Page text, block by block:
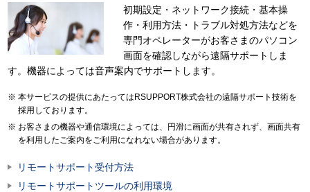
初期設定・ネットワーク接続・基本操
作・利用方法・トラブル対処方法などを
専門オペレーターがお客さまのパソコン
画面を確認しながら遠隔サポートしま
す。機器によっては音声案内でサポートします。
本サービスの提供にあたってはRSUPPORT株式会社の遠隔サポート技術を
採用しております。
お客さまの機器や通信環境によっては、円滑に画面が共有されず、画面共有
を利用したご案内をご利用になれない場合があります。
リモートサポート受付方法
リモートサポートツールの利用環境